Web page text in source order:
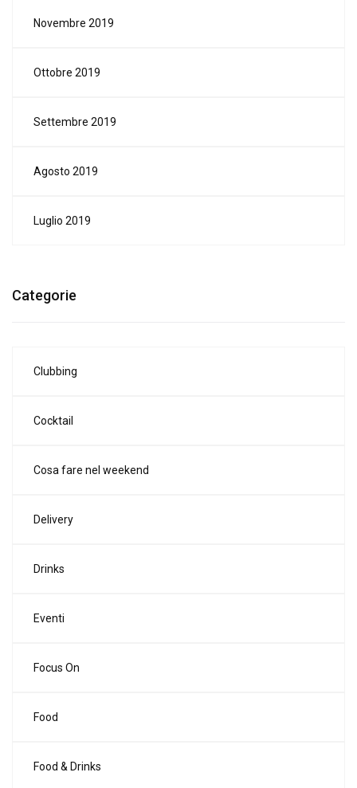
Novembre 2019
Ottobre 2019
Settembre 2019
Agosto 2019
Luglio 2019
Categorie
Clubbing
Cocktail
Cosa fare nel weekend
Delivery
Drinks
Eventi
Focus On
Food
Food & Drinks